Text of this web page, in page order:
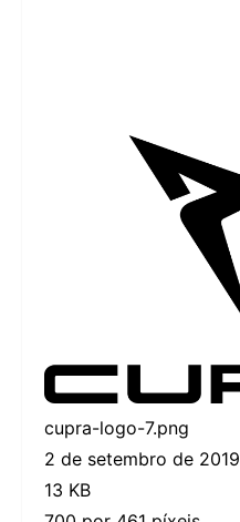
cupra-logo-7.png
2 de setembro de 2019
13 KB